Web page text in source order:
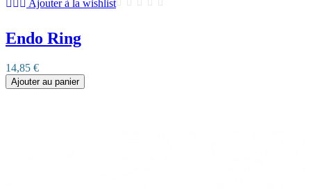
Ajouter à la wishlist
Endo Ring
14,85 €
Ajouter au panier